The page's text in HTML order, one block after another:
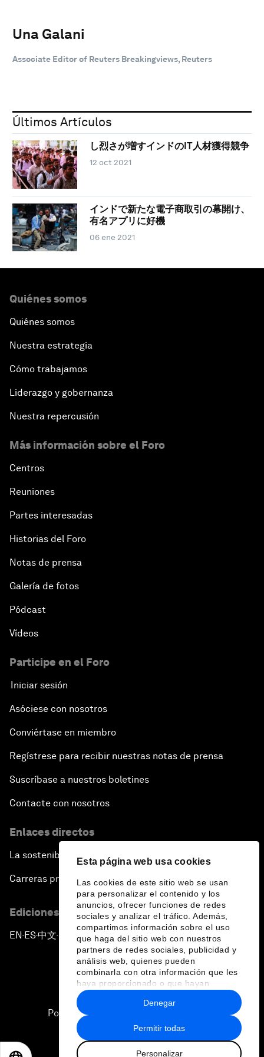
Esta página web usa cookies
Las cookies de este sitio web se usan
para personalizar el contenido y los
anuncios, ofrecer funciones de redes
sociales y analizar el tráfico. Además,
compartimos información sobre el uso
que haga del sitio web con nuestros
partners de redes sociales, publicidad y
análisis web, quienes pueden
combinarla con otra información que les
haya proporcionado o que hayan
recopilado a partir del uso que haya
hecho de sus servicios.
Permitir todas
Personalizar
Denegar
Una Galani
Associate Editor of Reuters Breakingviews, Reuters
Últimos Artículos
し烈さが増すインドのIT人材獲得競争
12 oct 2021
インドで新たな電子商取引の幕開け、
有名アプリに好機
06 ene 2021
Quiénes somos
Quiénes somos
Nuestra estrategia
Cómo trabajamos
Liderazgo y gobernanza
Nuestra repercusión
Más información sobre el Foro
Centros
Reuniones
Partes interesadas
Historias del Foro
Notas de prensa
Galería de fotos
Pódcast
Vídeos
Participe en el Foro
Iniciar sesión
Asóciese con nosotros
Conviértase en miembro
Regístrese para recibir nuestras notas de prensa
Suscríbase a nuestros boletines
Contacte con nosotros
Enlaces directos
La sostenibilidad en el Foro
Carreras profesionales
Ediciones en otros idiomas
EN ▪ES▪中文▪ 日本語
Política de privacidad y normas de uso
Sitemap